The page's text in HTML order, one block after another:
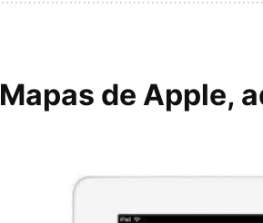
Mapas de Apple,